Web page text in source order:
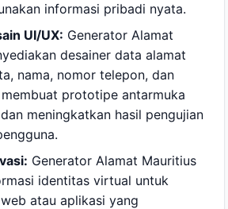
informasi pribadi nyata.
UI/UX: Generator Alamat
desainer data alamat
nama, nomor telepon, dan
prototipe antarmuka
meningkatkan hasil pengujian
Generator Alamat Mauritius
identitas virtual untuk
atau aplikasi yang